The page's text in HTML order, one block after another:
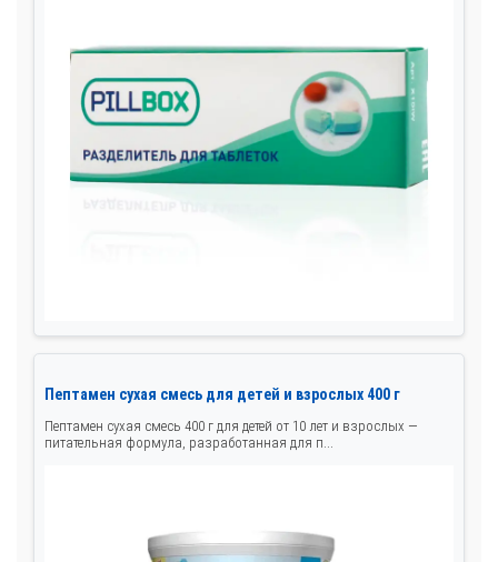
Пептамен сухая смесь для детей и взрослых 400 г
Пептамен сухая смесь 400 г для детей от 10 лет и взрослых —
питательная формула, разработанная для п...